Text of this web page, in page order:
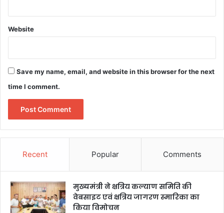
Website
Save my name, email, and website in this browser for the next
time I comment.
Recent Popular Comments
मुख्यमंत्री ने क्षत्रिय कल्याण समिति की
वेबसाइट एवं क्षत्रिय जागरण स्मारिका का
किया विमोचन